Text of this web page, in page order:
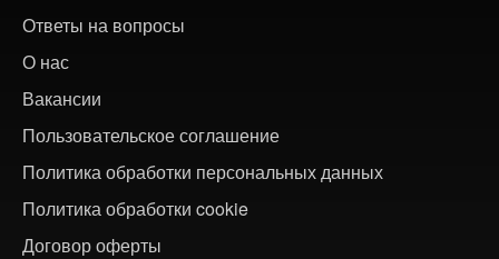
Ответы на вопросы
О нас
Вакансии
Пользовательское соглашение
Политика обработки персональных данных
Политика обработки cookie
Договор оферты